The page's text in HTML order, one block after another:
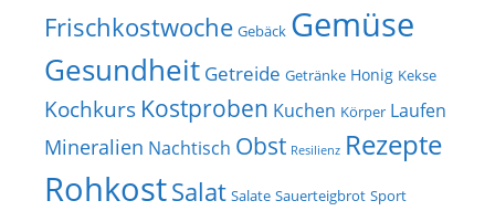
Frischkostwoche Gebäck Gemüse
Gesundheit Getreide Getränke Honig Kekse
Kochkurs Kostproben Kuchen Körper Laufen
Mineralien Nachtisch Obst Resilienz Rezepte
RohkostSalat Salate Sauerteigbrot Sport